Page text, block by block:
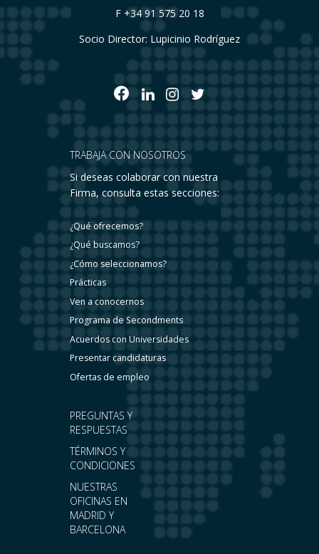
F +34 91 575 20 18
Socio Director: Lupicinio Rodríguez
PREGUNTAS Y
RESPUESTAS
TÉRMINOS Y
CONDICIONES
NUESTRAS
OFICINAS EN
MADRID Y
BARCELONA
TRABAJA CON NOSOTROS
Si deseas colaborar con nuestra
Firma, consulta estas secciones:
¿Qué ofrecemos?
¿Qué buscamos?
¿Cómo seleccionamos?
Prácticas
Ven a conocernos
Programa de Secondments
Acuerdos con Universidades
Presentar candidaturas
Ofertas de empleo